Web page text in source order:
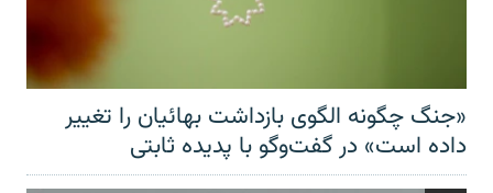
«جنگ چگونه الگوی بازداشت بهائیان را تغییر
داده است» در گفت‌وگو با پدیده ثابتی